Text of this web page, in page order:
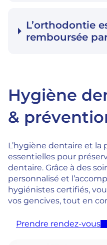
L’orthodontie
remboursée
Hygiène
&
L’hygiène dentaire et la
essentielles pour
dentaire. Grâce à des
personnalisé et
hygiénistes certifiés,
vos gencives, tout en
Prendre rendez-vous